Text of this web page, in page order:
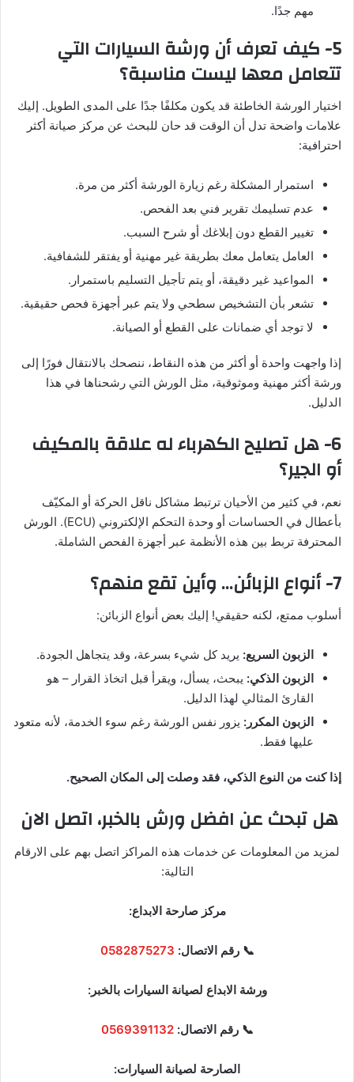
مهم جدًا.
5- كيف تعرف أن ورشة السيارات التي
تتعامل معها ليست مناسبة؟
اختيار الورشة الخاطئة قد يكون مكلفًا جدًا على المدى الطويل. إليك
علامات واضحة تدل أن الوقت قد حان للبحث عن مركز صيانة أكثر
احترافية:
استمرار المشكلة رغم زيارة الورشة أكثر من مرة.
عدم تسليمك تقرير فني بعد الفحص.
تغيير القطع دون إبلاغك أو شرح السبب.
العامل يتعامل معك بطريقة غير مهنية أو يفتقر للشفافية.
المواعيد غير دقيقة، أو يتم تأجيل التسليم باستمرار.
تشعر بأن التشخيص سطحي ولا يتم عبر أجهزة فحص حقيقية.
لا توجد أي ضمانات على القطع أو الصيانة.
إذا واجهت واحدة أو أكثر من هذه النقاط، ننصحك بالانتقال فورًا إلى
ورشة أكثر مهنية وموثوقية، مثل الورش التي رشحناها في هذا
الدليل.
6- هل تصليح الكهرباء له علاقة بالمكيف
أو الجير؟
نعم، في كثير من الأحيان ترتبط مشاكل ناقل الحركة أو المكيّف
بأعطال في الحساسات أو وحدة التحكم الإلكتروني (ECU). الورش
المحترفة تربط بين هذه الأنظمة عبر أجهزة الفحص الشاملة.
7- أنواع الزبائن… وأين تقع منهم؟
أسلوب ممتع، لكنه حقيقي! إليك بعض أنواع الزبائن:
الزبون السريع: يريد كل شيء بسرعة، وقد يتجاهل الجودة.
الزبون الذكي: يبحث، يسأل، ويقرأ قبل اتخاذ القرار – هو
القارئ المثالي لهذا الدليل.
الزبون المكرر: يزور نفس الورشة رغم سوء الخدمة، لأنه متعود
عليها فقط.
إذا كنت من النوع الذكي، فقد وصلت إلى المكان الصحيح.
هل تبحث عن افضل ورش بالخبر، اتصل الان
لمزيد من المعلومات عن خدمات هذه المراكز اتصل بهم على الارقام
التالية:
مركز صارحة الابداع:
📞 رقم الاتصال: 0582875273
ورشة الابداع لصيانة السيارات بالخبر:
📞 رقم الاتصال:0569391132
الصارحة لصيانة السيارات: